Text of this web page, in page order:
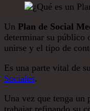
Un Plan de Social
determinar su público
unirse y el tipo de
Es una parte vital de su
Sociales.
Una vez que tenga un